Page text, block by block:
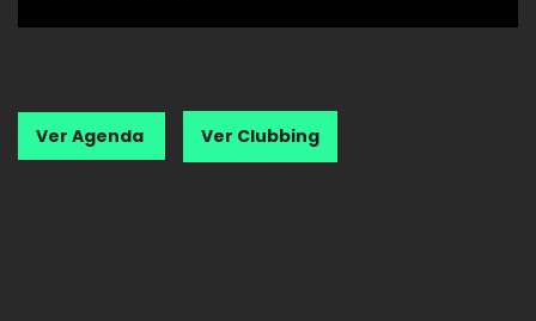
Ver Agenda Ver Clubbing